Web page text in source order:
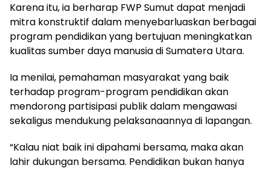
Karena itu, ia berharap FWP Sumut dapat menjadi
mitra konstruktif dalam menyebarluaskan berbagai
program pendidikan yang bertujuan meningkatkan
kualitas sumber daya manusia di Sumatera Utara.
Ia menilai, pemahaman masyarakat yang baik
terhadap program-program pendidikan akan
mendorong partisipasi publik dalam mengawasi
sekaligus mendukung pelaksanaannya di lapangan.
“Kalau niat baik ini dipahami bersama, maka akan
lahir dukungan bersama. Pendidikan bukan hanya